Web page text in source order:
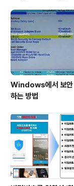
Windows에서 보안
하는 방법